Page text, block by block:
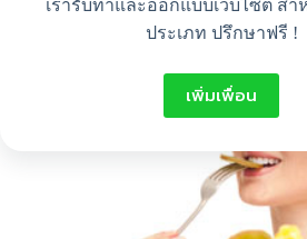
เรารับทำและออกแบบเว็บไซต์ ส
ประเภท ปรึกษาฟรี !
เพิ่มเพื่อน